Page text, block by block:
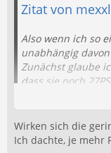
Zitat von mexxl
Also wenn ich so
unabhängig
Zunächst glaube
dass sie noch
wirkt sich das
Anzug.
Nur die
Wirken sich die
Ich dachte, je mehr